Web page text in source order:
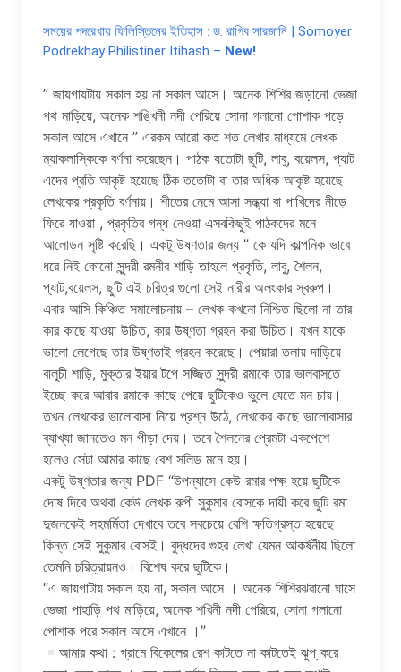
সময়ের পদরেখায় ফিলিস্তিনের ইতিহাস : ড. রাগিব সারজানি | Somoyer
Podrekhay Philistiner Itihash – New!
” জায়গায়টায় সকাল হয় না সকাল আসে। অনেক শিশির জড়ানো ভেজা
পথ মাড়িয়ে, অনেক শঙ্খিনী নদী পেরিয়ে সোনা গলানো পোশাক পড়ে
সকাল আসে এখানে ” এরকম আরো কত শত লেখার মাধ্যমে লেখক
ম্যাকলাস্কিকে বর্ণনা করেছেন। পাঠক যতোটা ছুটি, লাবু, বয়েলস, প্যাট
এদের প্রতি আকৃষ্ট হয়েছে ঠিক ততোটা বা তার অধিক আকৃষ্ট হয়েছে
লেখকের প্রকৃতি বর্ণনায়। শীতের নেমে আসা সন্ধ্যা বা পাখিদের নীড়ে
ফিরে যাওয়া , প্রকৃতির গন্ধ নেওয়া এসবকিছুই পাঠকদের মনে
আলোড়ন সৃষ্টি করেছি। একটু উষ্ণতার জন্য ” কে যদি কাল্পনিক ভাবে
ধরে নিই কোনো সুন্দরী রমনীর শাড়ি তাহলে প্রকৃতি, লাবু, শৈলন,
প্যাট,বয়েলস, ছুটি এই চরিত্র গুলো সেই নারীর অলংকার স্বরুপ।
এবার আসি কিঞ্চিত সমালোচনায় – লেখক কখনো নিশ্চিত ছিলো না তার
কার কাছে যাওয়া উচিত, কার উষ্ণতা গ্রহন করা উচিত। যখন যাকে
ভালো লেগেছে তার উষ্ণতাই গ্রহন করেছে। পেয়ারা তলায় দাড়িয়ে
বালুচী শাড়ি, মুক্তার ইয়ার টপে সজ্জিত সুন্দরী রমাকে তার ভালবাসতে
ইচ্ছে করে আবার রমাকে কাছে পেয়ে ছুটিকেও ভুলে যেতে মন চায়।
তখন লেখকের ভালোবাসা নিয়ে প্রশ্ন উঠে, লেখকের কাছে ভালোবাসার
ব্যাখ্যা জানতেও মন পীড়া দেয়। তবে শৈলনের প্রেমটা একপেশে
হলেও সেটা আমার কাছে বেশ সলিড মনে হয়।
একটু উষ্ণতার জন্য PDF “উপন্যাসে কেউ রমার পক্ষ হয়ে ছুটিকে
দোষ দিবে অথবা কেউ লেখক রুপী সুকুমার বোসকে দায়ী করে ছুটি রমা
দুজনকেই সহমর্মিতা দেখাবে তবে সবচেয়ে বেশি ক্ষতিগ্রস্ত হয়েছে
কিন্ত সেই সুকুমার বোসই। বুদ্ধদেব গুহর লেখা যেমন আকর্ষনীয় ছিলো
তেমনি চরিত্রায়নও। বিশেষ করে ছুটিকে।
“এ জায়গাটায় সকাল হয় না, সকাল আসে । অনেক শিশিরঝরানো ঘাসে
ভেজা পাহাড়ি পথ মাড়িয়ে, অনেক শখিনী নদী পেরিয়ে, সোনা গলানো
পোশাক পরে সকাল আসে এখানে ।”
আমার কথা : গ্রামে বিকেলের রেশ কাটতে না কাটতেই ঝুপ্ করে